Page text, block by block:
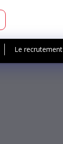
Le recrutement